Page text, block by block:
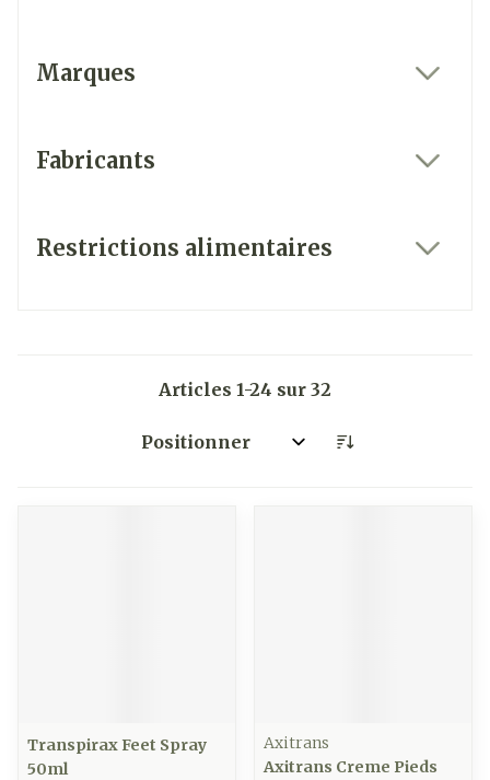
Marques
Fabricants
Restrictions alimentaires
Articles 1-24 sur 32
Trier par:
Transpirax Feet Spray
50ml
Axitrans
Axitrans Creme Pieds